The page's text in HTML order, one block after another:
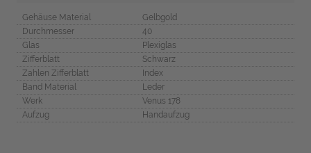
Gehäuse Material
Gelbgold
Durchmesser
40
Glas
Plexiglas
Zifferblatt
Schwarz
Zahlen Zifferblatt
Index
Band Material
Leder
Werk
Venus 178
Aufzug
Handaufzug